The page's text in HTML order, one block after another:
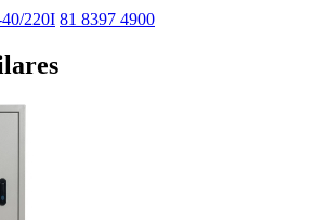
220I 81 8397 4900